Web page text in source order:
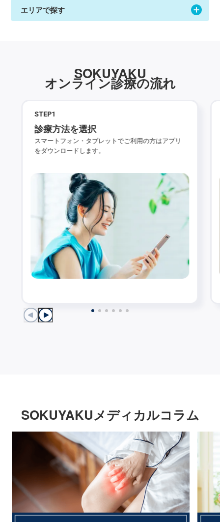
エリアで探す
SOKUYAKU
オンライン診療の流れ
STEP1
診療方法を選択
スマートフォン・タブレットでご利用の方はアプリ
をダウンロードします。
SOKUYAKUメディカルコラム